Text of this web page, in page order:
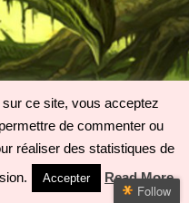
ce site, vous acceptez
de commenter ou
réaliser des statistiques de
Accepter Read More
Follow